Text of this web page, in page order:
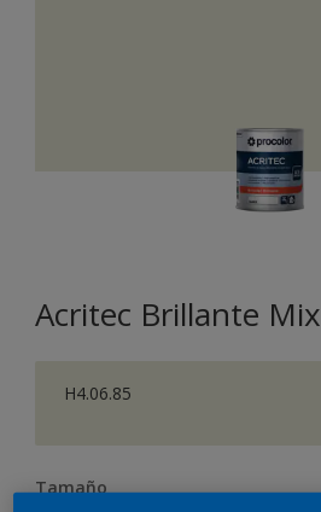
Acritec Brillante Mix
H4.06.85
Tamaño